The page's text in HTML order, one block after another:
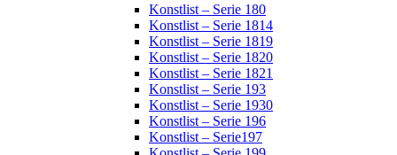
Konstlist – Serie 180
Konstlist – Serie 1814
Konstlist – Serie 1819
Konstlist – Serie 1820
Konstlist – Serie 1821
Konstlist – Serie 193
Konstlist – Serie 1930
Konstlist – Serie 196
Konstlist – Serie197